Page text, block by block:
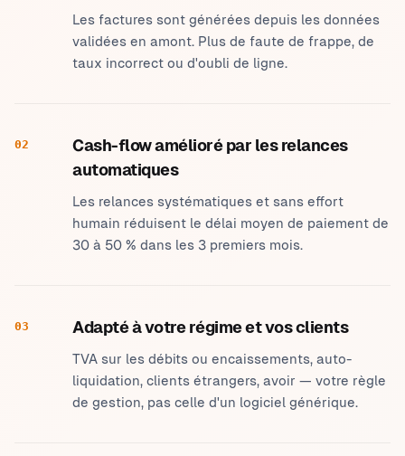
Les factures sont générées depuis les données
validées en amont. Plus de faute de frappe, de
taux incorrect ou d'oubli de ligne.
02
Cash-flow amélioré par les relances
automatiques
Les relances systématiques et sans effort
humain réduisent le délai moyen de paiement de
30 à 50 % dans les 3 premiers mois.
03 Adapté à votre régime et vos clients
TVA sur les débits ou encaissements, auto-
liquidation, clients étrangers, avoir — votre règle
de gestion, pas celle d'un logiciel générique.